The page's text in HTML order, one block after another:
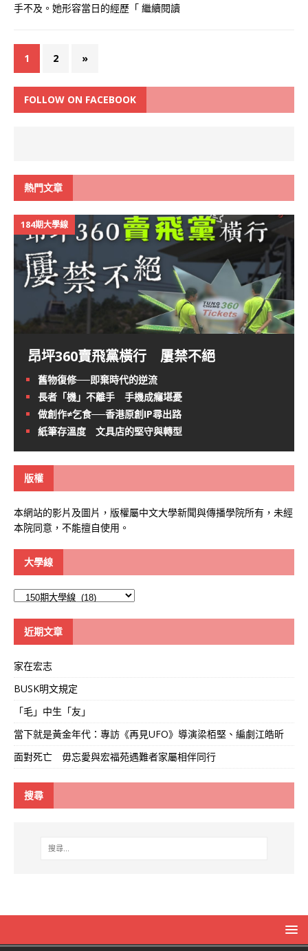
手不及。她形容當日的經歷「 繼續閱讀
1 2 »
FOLLOW ON FACEBOOK
熱門文章
184期大學線
昂坪360賣飛黨橫行 屢禁不絕
舊物復修──即棄時代的逆流
長者「機」不離手 手機成癮堪憂
做創作≠乞食──香港原創IP尋出路
紙筆存溫度 文具店的堅守與轉型
版權
本網站的影片及圖片，版權屬中文大學新聞與傳播學院所有，未經
本院同意，不能擅自使用。
大學線
近期文章
家在宏志
BUSK明文規定
「毛」中生「友」
當下就是黃金年代：專訪《再見UFO》導演梁栢堅、編劇江皓昕
面對死亡 毋忘愛與宏福苑遇難者家屬相伴同行
搜尋